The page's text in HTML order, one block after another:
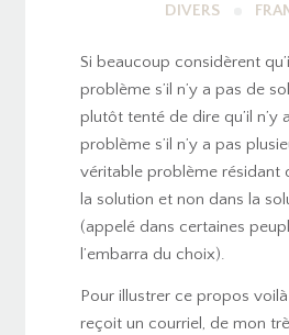
DIVERS
Si beaucoup considèrent
problème s’il n’y a pas de
plutôt tenté de dire qu’il n’y
problème s’il n’y a pas
véritable problème résidant
la solution et non dans la
(appelé dans certaines
l’embarra du choix).
Pour illustrer ce propos
reçoit un courriel, de mon